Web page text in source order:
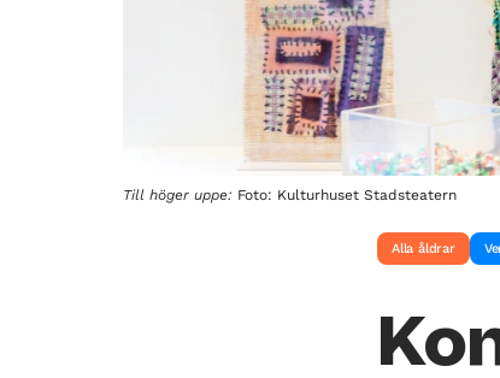
Till höger uppe: Foto: Kulturhuset Stadsteatern
Alla åldrar